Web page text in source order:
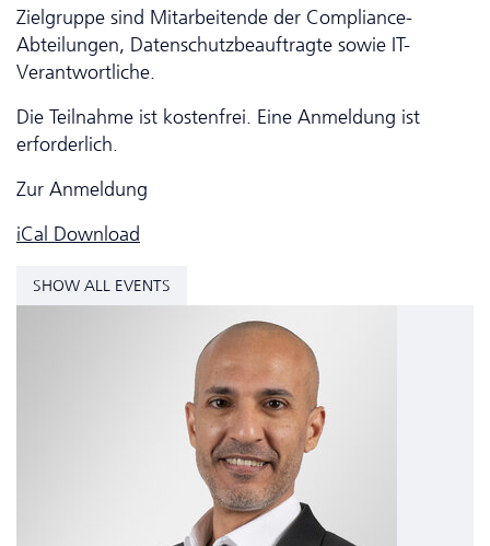
Zielgruppe sind Mitarbeitende der Compliance-
Abteilungen, Da­ten­schutzbeauftragte sowie IT-
Verantwortliche.
Die Teilnahme ist kostenfrei. Eine Anmeldung ist
erforderlich.
Zur Anmeldung
iCal Download
SHOW ALL EVENTS